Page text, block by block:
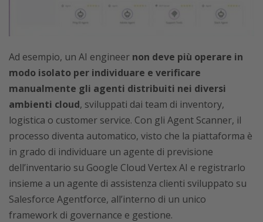
Ad esempio, un AI engineer non deve più operare in
modo isolato per individuare e verificare
manualmente gli agenti distribuiti nei diversi
ambienti cloud, sviluppati dai team di inventory,
logistica o customer service. Con gli Agent Scanner, il
processo diventa automatico, visto che la piattaforma è
in grado di individuare un agente di previsione
dell’inventario su Google Cloud Vertex AI e registrarlo
insieme a un agente di assistenza clienti sviluppato su
Salesforce Agentforce, all’interno di un unico
framework di governance e gestione.